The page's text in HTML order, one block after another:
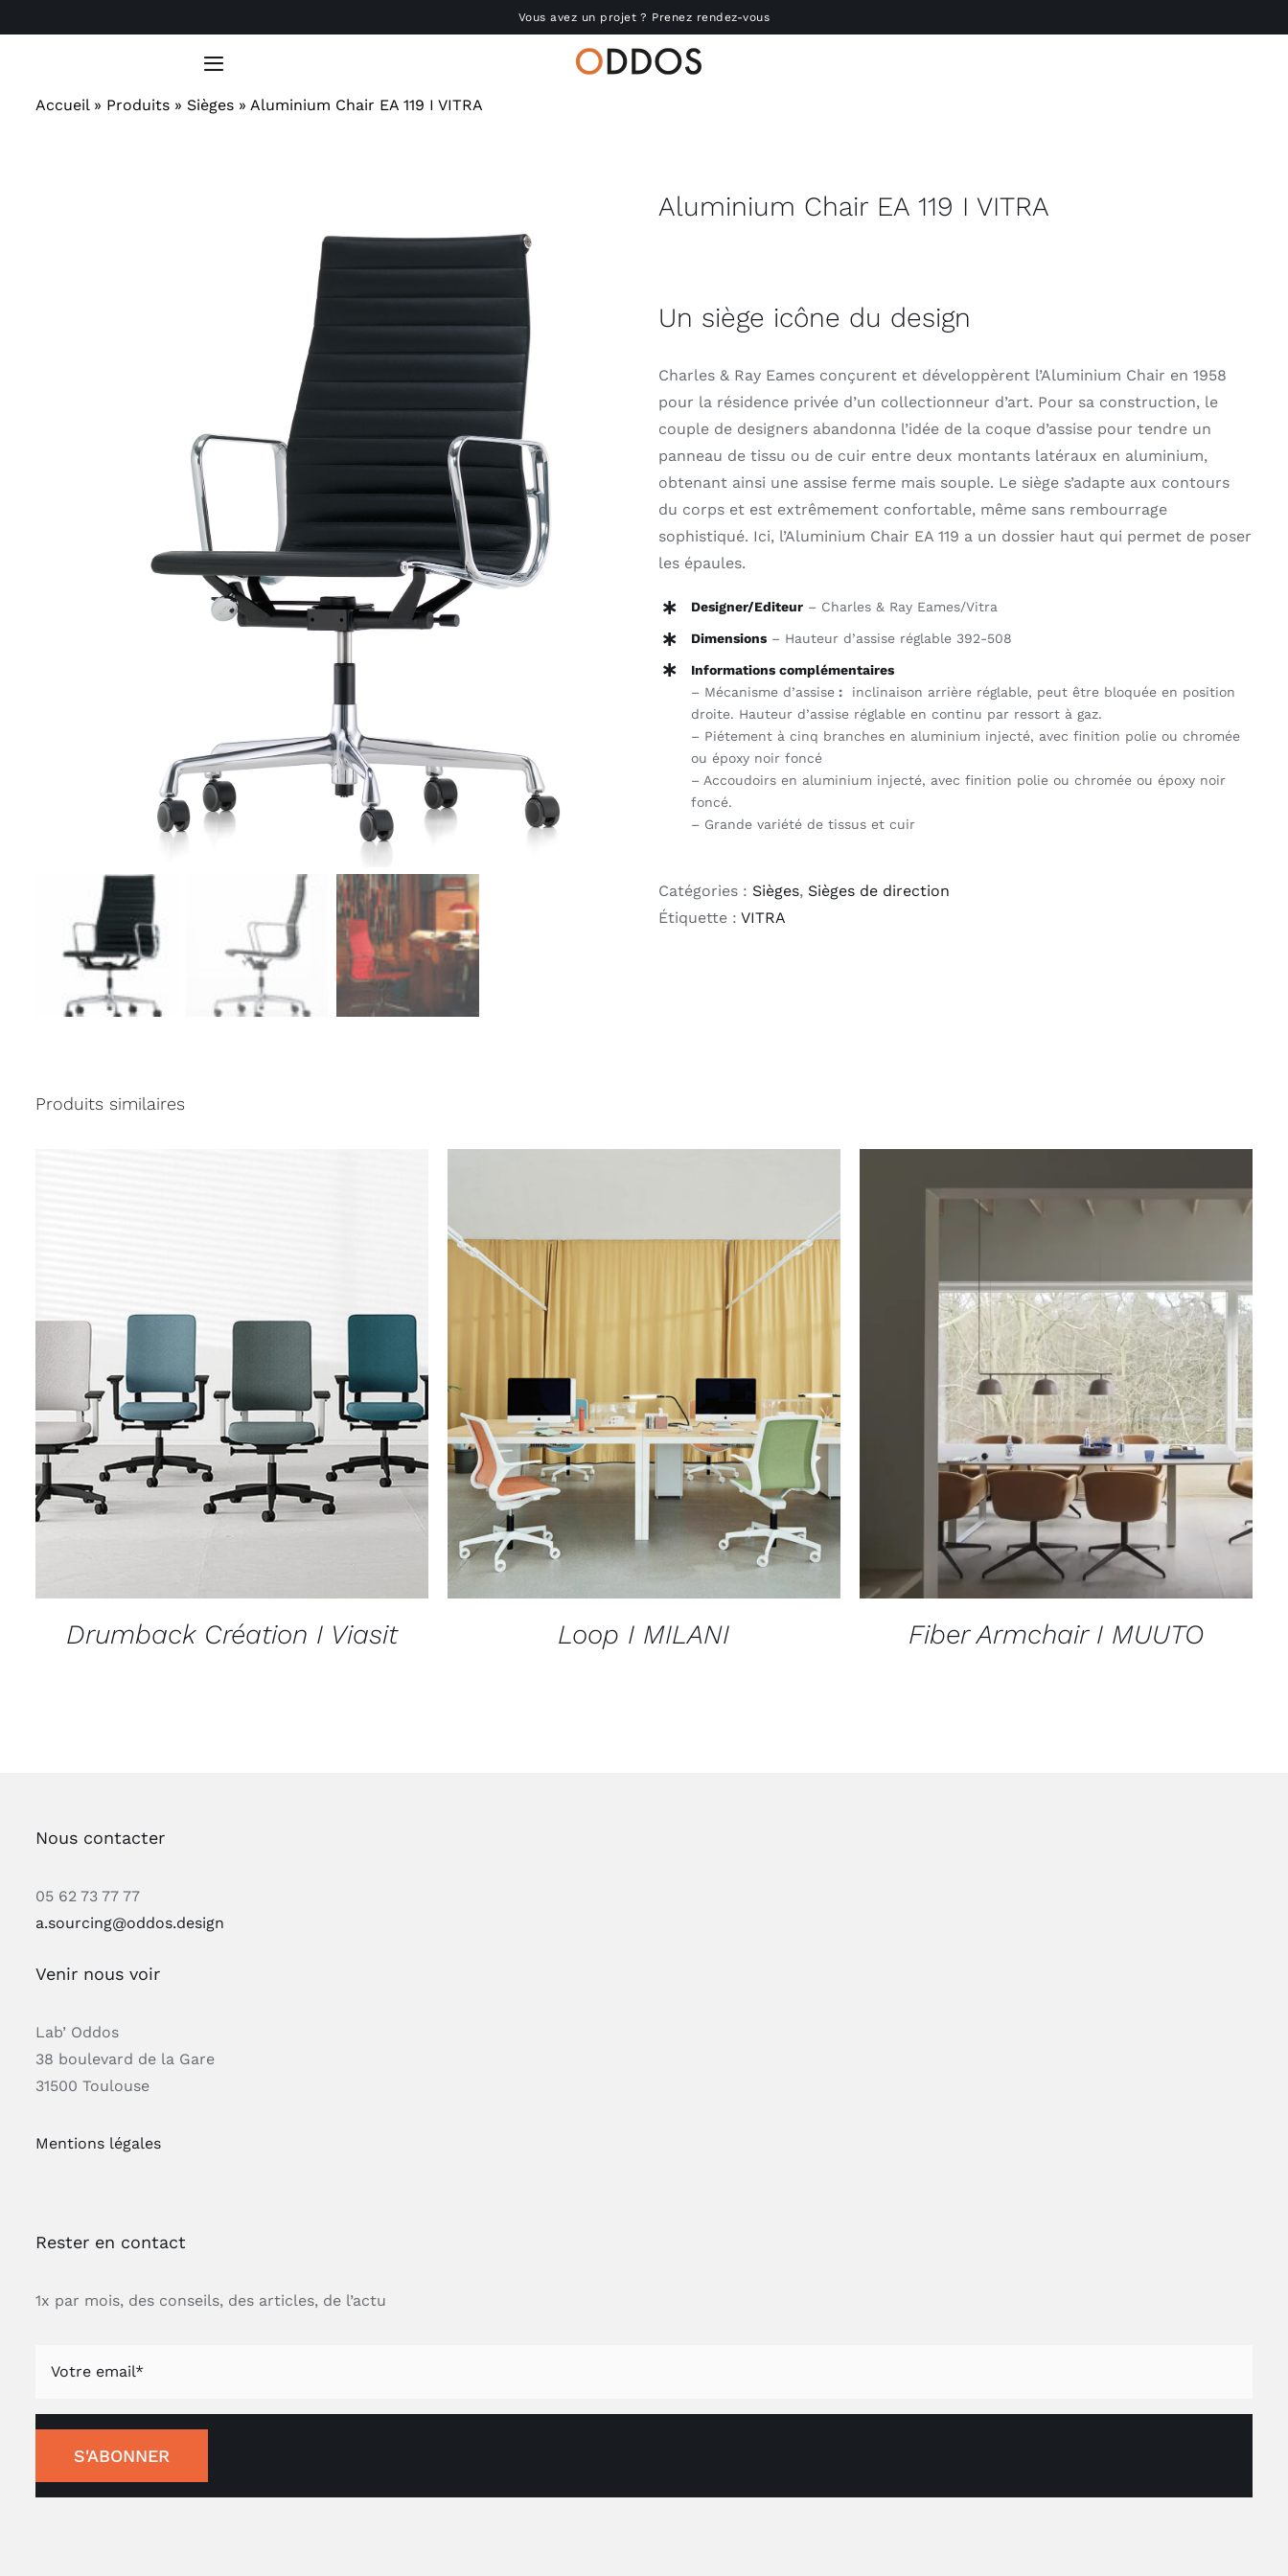
au
Vous avez un projet ? Prenez rendez-vous
Toggle
Navigation
Contact
Accueil» Produits» Sièges» Aluminium Chair EA 119 I VITRA
Aluminium Chair EA 119 I VITRA
Un siège icône du design
Charles & Ray Eames conçurent et développèrent l’Aluminium Chair en 1958
pour la résidence privée d’un collectionneur d’art. Pour sa construction, le
couple de designers abandonna l’idée de la coque d’assise pour tendre un
panneau de tissu ou de cuir entre deux montants latéraux en aluminium,
obtenant ainsi une assise ferme mais souple. Le siège s’adapte aux contours
du corps et est extrêmement confortable, même sans rembourrage
sophistiqué. Ici, l’Aluminium Chair EA 119 a un dossier haut qui permet de poser
les épaules.
Designer/Editeur– Charles & Ray Eames/Vitra
Dimensions– Hauteur d’assise réglable 392-508
Informations complémentaires
– Mécanisme d’assise:inclinaison arrière réglable, peut être bloquée en position
droite. Hauteur d’assise réglable en continu par ressort à gaz.
– Piétement à cinq branches en aluminium injecté, avec finition polie ou chromée
ou époxy noir foncé
– Accoudoirs en aluminium injecté, avec finition polie ou chromée ou époxy noir
foncé.
– Grande variété de tissus et cuir
Catégories : Sièges, Sièges de direction
Étiquette : VITRA
Produits similaires
APERÇU
Drumback Création I Viasit Loop I MILANI
APERÇU
Fiber Armchair I MUUTO
Nous contacter
05 62 73 77 77
a.sourcing@oddos.design
Venir nous voir
Lab’ Oddos
38 boulevard de la Gare
31500 Toulouse
Mentions légales
Rester en contact
1x par mois, des conseils, des articles, de l’actu
S'ABONNER